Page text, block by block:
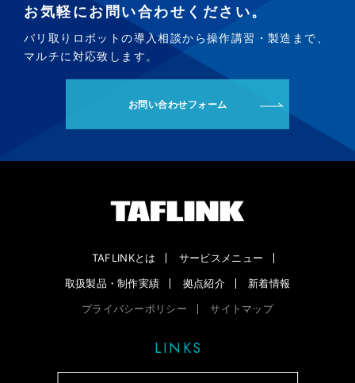
お気軽にお問い合わせください。
バリ取りロボットの導入相談から操作講習・製造まで、
マルチに対応致します。
お問い合わせフォーム
TAFLINKとは
サービスメニュー
取扱製品・制作実績
拠点紹介
新着情報
プライバシーポリシー
サイトマップ
LINKS